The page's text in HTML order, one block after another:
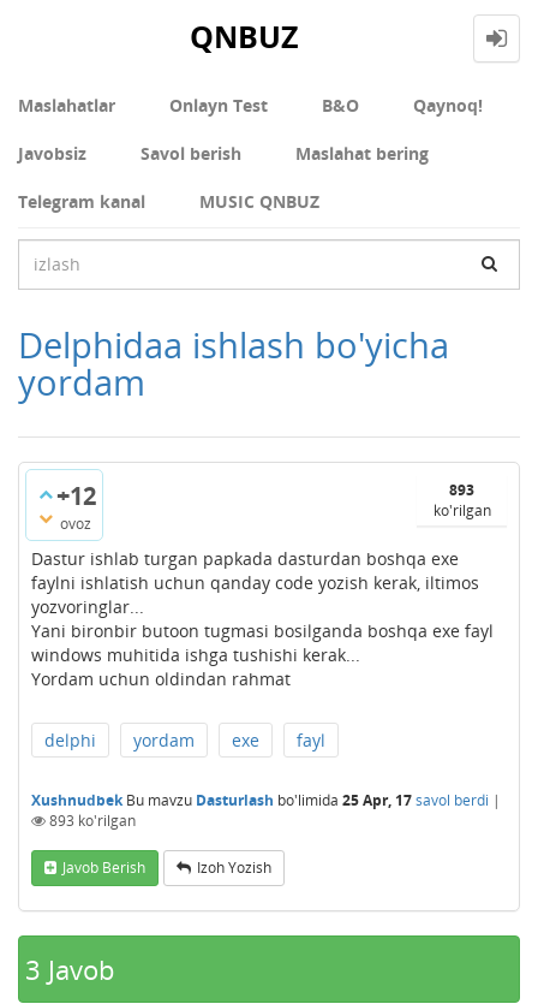
QNBUZ
Maslahatlar Onlayn Test В&О Qaynoq!
Javobsiz Savol berish Maslahat bering
Telegram kanal MUSIC QNBUZ
Delphidaa ishlash bo'yicha
yordam
+12
ovoz
893
ko'rilgan
Dastur ishlab turgan papkada dasturdan boshqa exe
faylni ishlatish uchun qanday code yozish kerak, iltimos
yozvoringlar...
Yani bironbir butoon tugmasi bosilganda boshqa exe fayl
windows muhitida ishga tushishi kerak...
Yordam uchun oldindan rahmat
delphi yordam exe fayl
Xushnudbek Bu mavzu Dasturlash bo'limida 25 Apr, 17savol berdi |
893 ko'rilgan
Javob Berish Izoh Yozish
3 Javob